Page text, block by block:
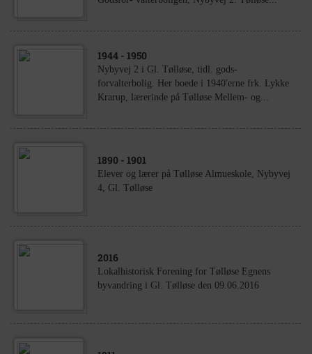
1944 - 1950
Nybyvej 2 i Gl. Tølløse, tidl. gods-
forvalterbolig. Her boede i 1940'erne frk. Lykke
Krarup, lærerinde på Tølløse Mellem- og...
1890 - 1901
Elever og lærer på Tølløse Almueskole, Nybyvej
4, Gl. Tølløse
2016
Lokalhistorisk Forening for Tølløse Egnens
byvandring i Gl. Tølløse den 09.06.2016